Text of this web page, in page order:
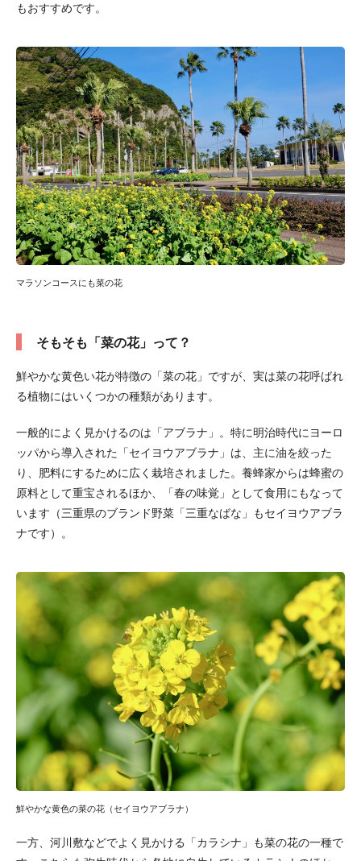
もおすすめです。
マラソンコースにも菜の花
そもそも「菜の花」って？
鮮やかな黄色い花が特徴の「菜の花」ですが、実は菜の花呼ばれ
る植物にはいくつかの種類があります。
一般的によく見かけるのは「アブラナ」。特に明治時代にヨーロ
ッパから導入された「セイヨウアブラナ」は、主に油を絞った
り、肥料にするために広く栽培されました。養蜂家からは蜂蜜の
原料として重宝されるほか、「春の味覚」として食用にもなって
います（三重県のブランド野菜「三重なばな」もセイヨウアブラ
ナです）。
鮮やかな黄色の菜の花（セイヨウアブラナ）
一方、河川敷などでよく見かける「カラシナ」も菜の花の一種で